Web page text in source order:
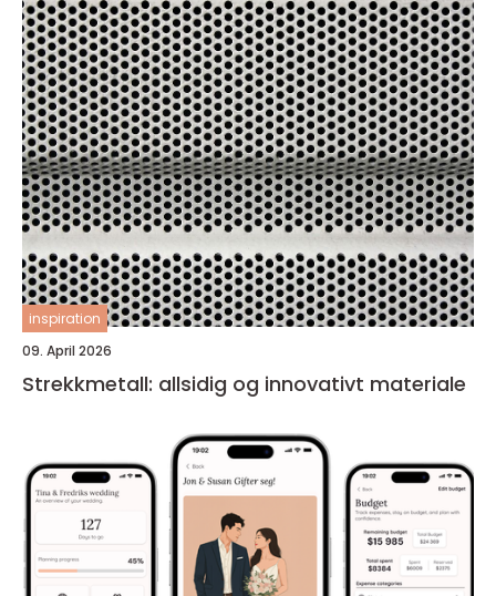
inspiration
09. April 2026
Strekkmetall: allsidig og innovativt materiale